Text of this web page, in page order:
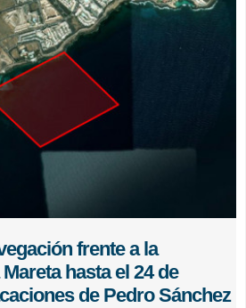
frente a la
hasta el 24 de
de Pedro Sánchez